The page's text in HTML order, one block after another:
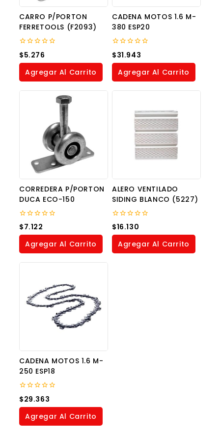
CARRO P/PORTON
FERRETOOLS (F2093)
0
out
of
$5.276
Agregar Al Carrito
CADENA MOTOS 1.6 M-
380 ESP20
0
out
of
$31.943
Agregar Al Carrito
CORREDERA P/PORTON
DUCA ECO-150
0
out
of
$7.122
Agregar Al Carrito
ALERO VENTILADO
SIDING BLANCO (5227)
0
out
of
$16.130
Agregar Al Carrito
CADENA MOTOS 1.6 M-
250 ESP18
0
out
of
$29.363
Agregar Al Carrito